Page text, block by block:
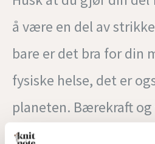
å være en del av
bare er det bra for din
fysiske helse, det er
planeten. Bærekraft
slow-fashion blir enda